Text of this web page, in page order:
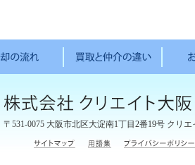
〒531-0075 大阪市北区大淀南1丁目2番19号 クリエ